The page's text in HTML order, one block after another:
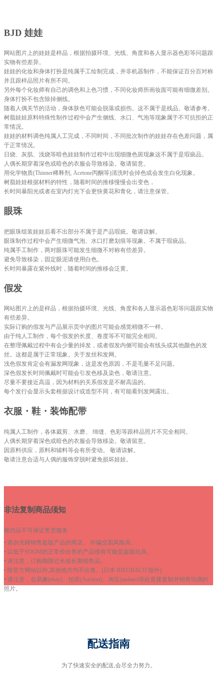
BJD 娃娃
网站图片上的娃娃是样品，根据拍摄环境、光线、角度和各人显示器色彩等问题跟
实物有些差异。
娃娃的化妆和身体打扮是纯属手工绘制完成，并非机器制作，不能保证百分百对称
并且跟样品照片有所不同。
另外每个化妆师有自己的调色和上色习惯，不同化妆师所画妆面可能有细微差别。
身体打扮不包含除掉侧线。
随着人偶关节的活动，身体肤色可能会脱落或损伤。这不属于是残品。敬请参考。
树脂娃娃原料特殊性制作过程中会产生侧线、水口、气泡等现象属于不可抗拒的正
常情况。
娃娃的材料调色纯属人工完成，不同时间，不同批次制作的娃娃存在色差问题，属
于正常情况。
日烧、灰肌、浅烧等暗色娃娃制作过程中出现细微色斑现象这不属于是瑕疵品。
人偶长期穿着深色或暗色的衣服会导致移染。敬请留意。
用化学物质(Thinner稀释剂, Acetone丙酮等)清洗时会掉色或会发生白化现象。
树脂娃娃根据材料的特性，随着时间的推移慢慢会出变色，
长时间暴阳光或者在室内灯光下会更快黄花和青化，请注意保管。
眼珠
把眼珠组装娃娃后看不出部分不属于是产品瑕疵。敬请谅解。
眼珠制作过程中会产生细微气泡、水口打磨划痕等现象。不属于瑕疵品。
纯属手工制作，两对眼珠可能发生细微不对称有些差异。
避免导致移染，固定眼泥请使用白色。
长时间暴露在紫外线时，随着时间的推移会泛黄。
假发
网站图片上的是样品，根据拍摄环境、光线、角度和各人显示器色彩等问题跟实物
有些差异。
实际订购的假发与产品展示页中的图片可能会感觉稍微不一样。
由于纯人工制作，每个假发的长度、卷度等不可能完全相同。
在整理佩戴过程中有会少量的掉发，或者假发内侧可能会有线头或其他颜色的发
丝。这都是属于正常现象。关于发丝和发网。
浅色假发肯定会有漏发网现象，这是发色原因，不是毛量不足问题。
深色假发长时间佩戴时可能会引发色移及染色，敬请注意。
尽量不要接近高温，因为材料的关系假发是不耐高温的。
每个发行会显示头套根据设计或造型不同，有可能看到发网露出。
衣服・鞋・装饰配带
纯属人工制作，各体裁剪、水磨、 缉缝、色彩等跟样品照片不完全相同。
人偶长期穿着深色或暗色的衣服会导致移染。敬请留意。
因原料供应，原料和辅料等会有所变动。 敬请谅解。
敬请注意合适与人偶的服饰穿脱时避免损坏娃娃。
非法复制商品须知
模仿品不可保证售货服务
• 请勿光顾销售盗版产品的商店。 诈骗交易风险高。
• 以低于SOOM的正常价出售的产品很有可能是盗版玩具。
• 请注意，订购期限过长或长期销售品。
• 除官方网站以外,其他地方均不出售。(日本 RISUBACO 除外)
• 请注意，在易趣(ebay)、拍卖(Auction)、淘宝(taobao)等处直接复制并销售玩偶的
照片。
配送指南
为了快速安全的配送,会尽全力努力。